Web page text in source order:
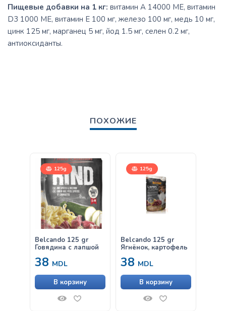
Пищевые добавки на 1 кг: витамин A 14000 МЕ, витамин
D3 1000 МЕ, витамин E 100 мг, железо 100 мг, медь 10 мг,
цинк 125 мг, марганец 5 мг, йод 1.5 мг, селен 0.2 мг,
антиоксиданты.
ПОХОЖИЕ
125g
Belcando 125 gr
Говядина с лапшой
38 MDL
В корзину
125g
Belcando 125 gr
Ягнёнок, картофель
38 MDL
В корзину